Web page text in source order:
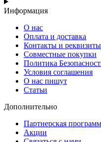
Информация
О нас
Оплата и доставка
Контакты и реквизиты
Совместные покупки
Политика
Условия соглашения
О нас пишут
Статьи
Дополнительно
Партнерская
Акции